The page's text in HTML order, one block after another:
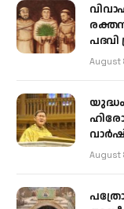
August
August